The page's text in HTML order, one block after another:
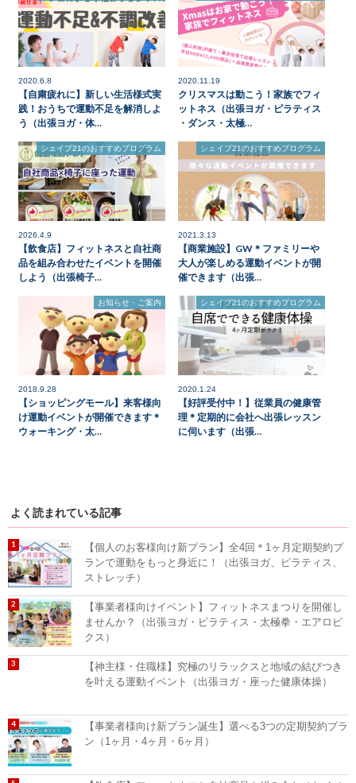
2020.6.8
【自粛疲れに】新しい生活様式実
践！おうちで運動不足を解消しよ
う（出張ヨガ・体…
2020.11.19
クリスマスは動こう！家族でフィ
ットネス（出張ヨガ・ピラティス
・ダンス・太極…
シェイプ21のおすすめプログラム
2026.4.9
【飲食店】フィットネスと自社商
品を組み合わせたイベントを開催
しよう（出張椅子…
シェイプ21のおすすめプログラム
2021.3.13
【商業施設】GW＊ファミリーや
大人が楽しめる運動イベントが開
催できます（出張…
お知らせ・ご案内
2018.9.28
【ショッピングモール】来客様向
け運動イベントが開催できます＊
ウォーキング・太…
シェイプ21のおすすめプログラム
2020.1.24
【好評受付中！】従業員の健康管
理＊定期的に会社へ出張レッスン
に伺います（出張…
よく読まれている記事
【個人のお客様向け新プラン】全4回＊1ヶ月定期契約プ
ランで運動をもっと身近に！（出張ヨガ、ピラティス、
ストレッチ）
【事業者様向けイベント】フィットネスまつりを開催し
ませんか？（出張ヨガ・ピラティス・太極拳・エアロビ
クス）
【神主様・住職様】究極のリラックスと地域の結びつき
を叶える運動イベント（出張ヨガ・座った健康体操）
【事業者様向け新プラン誕生】選べる3つの定期契約プラ
ン（1ヶ月・4ヶ月・6ヶ月）